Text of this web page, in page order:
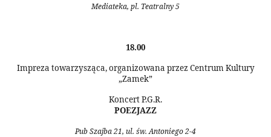
Mediateka, pl. Teatralny 5
18.00
Impreza towarzysząca, organizowana przez Centrum Kultury
„Zamek”
Koncert P.G.R.
POEZJAZZ
Pub Szajba 21, ul. św. Antoniego 2-4